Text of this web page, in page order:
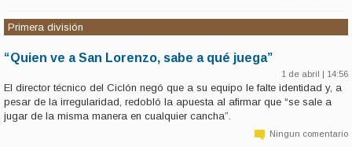
Primera división
“Quien ve a San Lorenzo, sabe a qué juega”
1 de abril | 14:56
El director técnico del Ciclón negó que a su equipo le falte identidad y, a
pesar de la irregularidad, redobló la apuesta al afirmar que “se sale a
jugar de la misma manera en cualquier cancha”.
Ningun comentario